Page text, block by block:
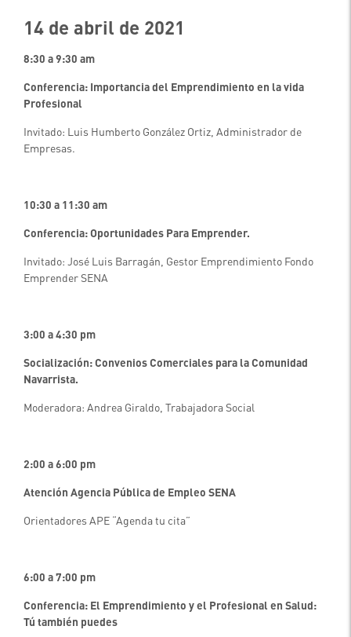
14 de abril de 2021
8:30 a 9:30 am
Conferencia: Importancia del Emprendimiento en la vida
Profesional
Invitado: Luis Humberto González Ortiz, Administrador de
Empresas.
10:30 a 11:30 am
Conferencia: Oportunidades Para Emprender.
Invitado: José Luis Barragán, Gestor Emprendimiento Fondo
Emprender SENA
3:00 a 4:30 pm
Socialización: Convenios Comerciales para la Comunidad
Navarrista.
Moderadora: Andrea Giraldo, Trabajadora Social
2:00 a 6:00 pm
Atención Agencia Pública de Empleo SENA
Orientadores APE “Agenda tu cita”
6:00 a 7:00 pm
Conferencia: El Emprendimiento y el Profesional en Salud:
Tú también puedes